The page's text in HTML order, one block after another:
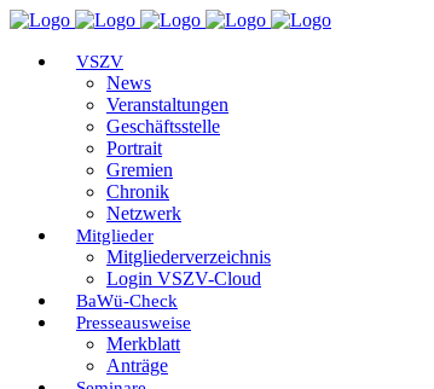
VSZV
News
Veranstaltungen
Geschäftsstelle
Portrait
Gremien
Chronik
Netzwerk
Mitglieder
Mitgliederverzeichnis
Login VSZV-Cloud
BaWü-Check
Presseausweise
Merkblatt
Anträge